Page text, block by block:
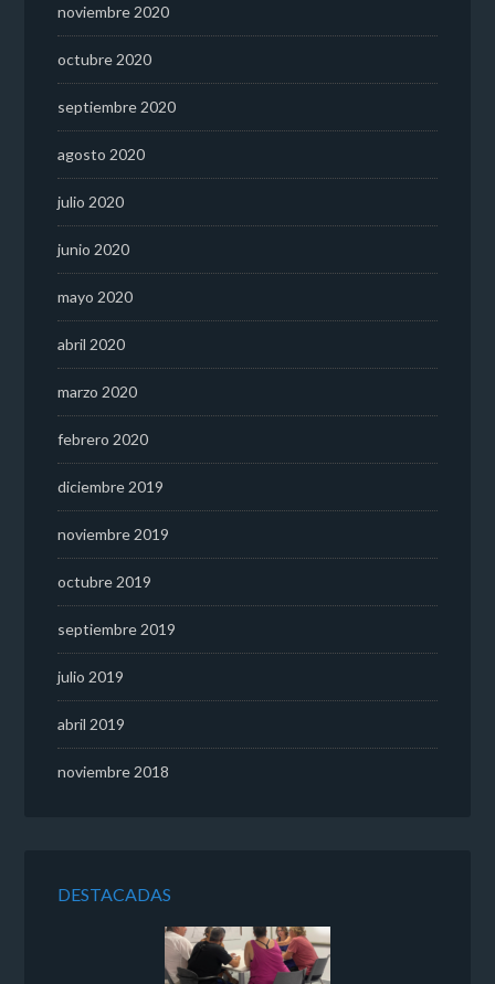
noviembre 2020
octubre 2020
septiembre 2020
agosto 2020
julio 2020
junio 2020
mayo 2020
abril 2020
marzo 2020
febrero 2020
diciembre 2019
noviembre 2019
octubre 2019
septiembre 2019
julio 2019
abril 2019
noviembre 2018
DESTACADAS